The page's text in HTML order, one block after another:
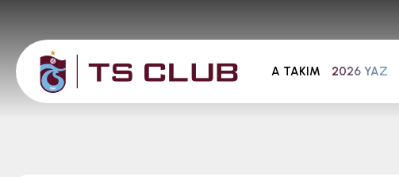
A TAKIM 2026 YAZ